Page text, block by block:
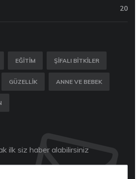
20
EĞITIM ŞIFALI BITKILER
GÜZELLIK ANNE VE BEBEK
ilk siz haber alabilirsiniz